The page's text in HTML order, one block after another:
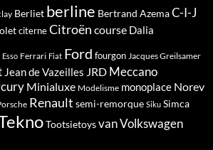
Berliet berline Bertrand AzemaC-I-J
citerneCitroën course Dalia
Esso Ferrari Fiat Ford fourgon Jacques Greilsamer
Jean de Vazeilles JRD Meccano
Minialuxe Modelisme monoplace Norev
Renault semi-remorque Siku Simca
TootsietoysvanVolkswagen